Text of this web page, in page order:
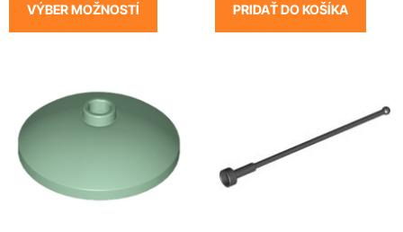
VÝBER MOŽNOSTÍ PRIDAŤ DO KOŠÍKA